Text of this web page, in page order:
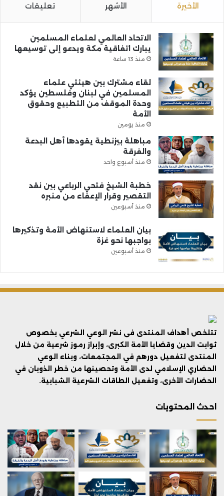
الأخيرة الأشهر تعليقات
الاتحاد العالمي لعلماء المسلمين
يبارك اتفاقية مكة ويدعو إلى توسيعها
منذ 13 ساعة
لقاء مشترك بين هيئتي علماء
المسلمين في لبنان وفلسطين يؤكد
وحدة الموقف من التطبيع وحقوق
الأمة
منذ يومين
مباهلة بيزنطية يقودها أهل البدعة
والفرقة
منذ أسبوع واحد
خطبة الشيخ فتحي الرباعي بين نقد
التقصير وقرار الإعفاء من منبره
منذ أسبوعين
بيان العلماء لاستنهاض الأمة وتذكيرها
بواجبها نحو غزة
منذ أسبوعين
تتلخص أهداف المنتدى فى نشر الوعي الشرعي بخصوص
ثوابت الدين وقضايا الأمة الكبرى، وإبراز رموز شرعية من خلال
المنتدى لتفعيل دورهم في المجتمعات، وبناء الوعي
الحضاري الإسلامي لدى الأمة وتحصينها من خطر الذوبان في
الحضارات الأخرى، وتفعيل الطاقات الشرعية الشبابية.
احدث المحتويات